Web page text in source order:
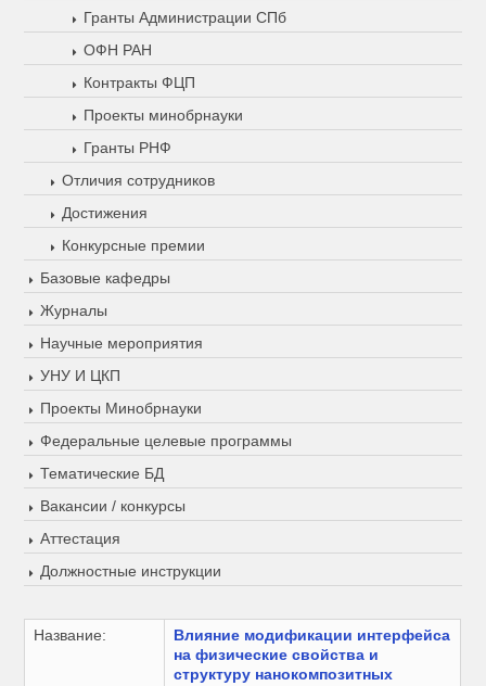
Гранты Администрации СПб
ОФН РАН
Контракты ФЦП
Проекты минобрнауки
Гранты РНФ
Отличия сотрудников
Достижения
Конкурсные премии
Базовые кафедры
Журналы
Научные мероприятия
УНУ И ЦКП
Проекты Минобрнауки
Федеральные целевые программы
Тематические БД
Вакансии / конкурсы
Аттестация
Должностные инструкции
Название:
Влияние модификации интерфейса
на физические свойства и
структуру нанокомпозитных